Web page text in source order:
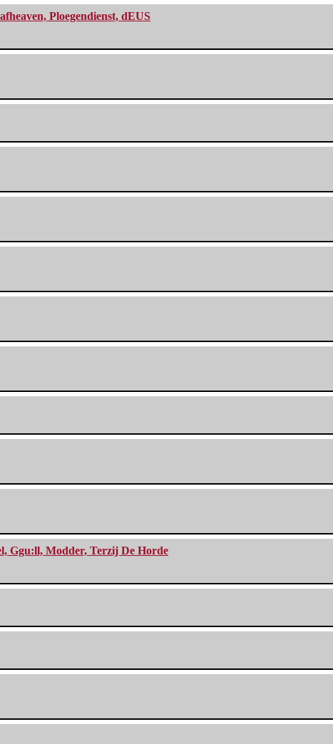
Ploegendienst, dEUS
Ggu:ll, Modder, Terzij De Horde